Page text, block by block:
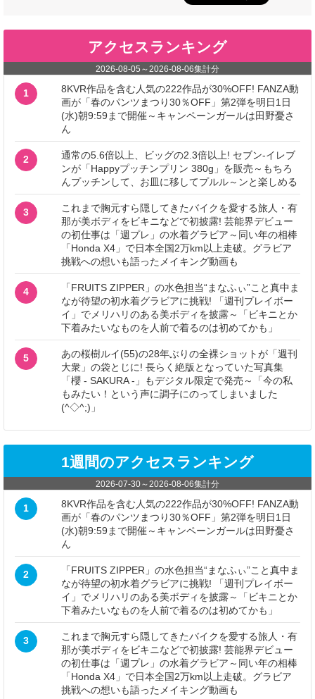
アクセスランキング
2026-08-05 ～2026-08-06集計分
1
8KVR作品を含む人気の222作品が30%OFF! FANZA動
画が「春のパンツまつり30％OFF」第2弾を明日1日
(水)朝9:59まで開催～キャンペーンガールは田野憂さ
ん
2
通常の5.6倍以上、ビッグの2.3倍以上! セブン‐イレブ
ンが「Happyプッチンプリン 380g」を販売～もちろ
んプッチンして、お皿に移してプルル～ンと楽しめる
3
これまで胸元すら隠してきたバイクを愛する旅人・有
那が美ボディをビキニなどで初披露! 芸能界デビュー
の初仕事は「週プレ」の水着グラビア～同い年の相棒
「Honda X4」で日本全国2万km以上走破。グラビア
挑戦への想いも語ったメイキング動画も
4
「FRUITS ZIPPER」の水色担当“まなふぃ”こと真中ま
なが待望の初水着グラビアに挑戦! 「週刊プレイボー
イ」でメリハリのある美ボディを披露～「ビキニとか
下着みたいなものを人前で着るのは初めてかも」
5
あの桜樹ルイ(55)の28年ぶりの全裸ショットが「週刊
大衆」の袋とじに! 長らく絶版となっていた写真集
「櫻 - SAKURA -」もデジタル限定で発売～「今の私
もみたい！という声に調子にのってしまいました
(^◇^;)」
1週間のアクセスランキング
2026-07-30～2026-08-06集計分
1
8KVR作品を含む人気の222作品が30%OFF! FANZA動
画が「春のパンツまつり30％OFF」第2弾を明日1日
(水)朝9:59まで開催～キャンペーンガールは田野憂さ
ん
2
「FRUITS ZIPPER」の水色担当“まなふぃ”こと真中ま
なが待望の初水着グラビアに挑戦! 「週刊プレイボー
イ」でメリハリのある美ボディを披露～「ビキニとか
下着みたいなものを人前で着るのは初めてかも」
3
これまで胸元すら隠してきたバイクを愛する旅人・有
那が美ボディをビキニなどで初披露! 芸能界デビュー
の初仕事は「週プレ」の水着グラビア～同い年の相棒
「Honda X4」で日本全国2万km以上走破。グラビア
挑戦への想いも語ったメイキング動画も